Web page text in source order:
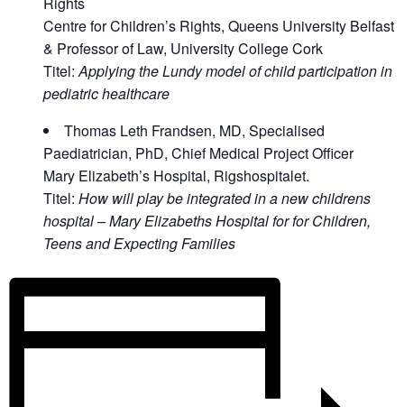
Centre for Children’s Rights, Queens University Belfast
& Professor of Law, University College Cork
Titel:Applying the Lundy model of child participation in
pediatric healthcare
Thomas Leth Frandsen, MD, Specialised
Paediatrician, PhD, Chief Medical Project Officer
Mary Elizabeth’s Hospital, Rigshospitalet.
Titel: How will play be integrated in a new childrens
hospital – Mary Elizabeths Hospital for for Children,
Teens and Expecting Families​​​​​